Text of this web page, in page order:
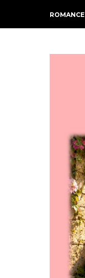
ROMANCE